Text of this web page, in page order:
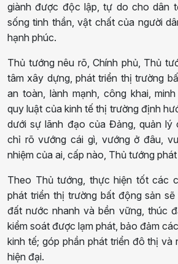
giành được độc lập, tự do cho dân
sống tinh thần, vật chất của người
hạnh phúc.
Thủ tướng nêu rõ, Chính phủ, Thủ
tâm xây dựng, phát triển thị trường
an toàn, lành mạnh, công khai,
quy luật của kinh tế thị trường định
dưới sự lãnh đạo của Đảng, quản lý
chỉ rõ vướng cái gì, vướng ở đâu,
nhiệm của ai, cấp nào, Thủ tướng phát
Theo Thủ tướng, thực hiện tốt các
phát triển thị trường bất động sản
đất nước nhanh và bền vững, thúc
kiểm soát được lạm phát, bảo đảm
kinh tế; góp phần phát triển đô thị và
hiện đại.